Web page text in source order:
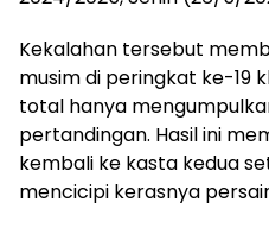
Kekalahan tersebut
musim di peringkat ke-19
total hanya
pertandingan. Hasil ini
kembali ke kasta kedua
mencicipi kerasnya